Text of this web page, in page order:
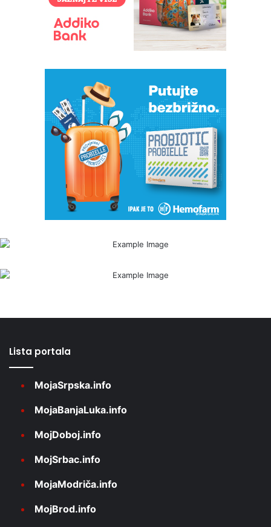
Lista portala
MojaSrpska.info
MojaBanjaLuka.info
MojDoboj.info
MojSrbac.info
MojaModriča.info
MojBrod.info